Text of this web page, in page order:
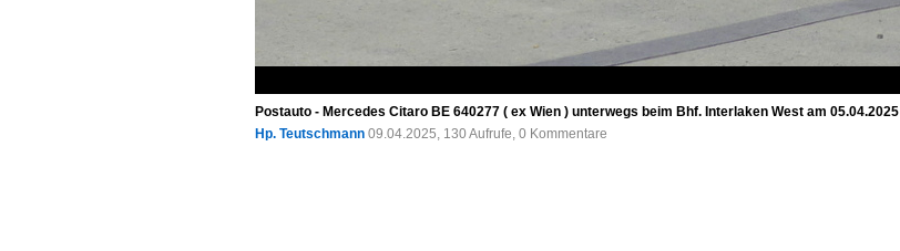
Postauto - Mercedes Citaro BE 640277 ( ex Wien ) unterwegs beim Bhf. Interlaken West am 05.04.2025
Hp. Teutschmann 09.04.2025, 130 Aufrufe, 0 Kommentare